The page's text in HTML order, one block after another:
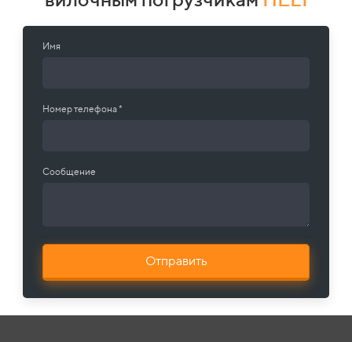
Имя
Номер телефона *
Сообщение
Отправить